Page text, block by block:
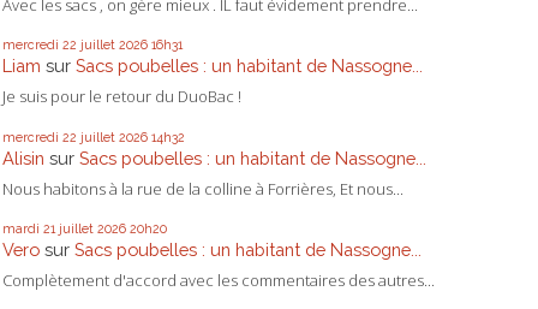
Avec les sacs , on gère mieux . IL faut évidement prendre...
mercredi 22 juillet 2026 16h31
Liam sur Sacs poubelles : un habitant de Nassogne...
Je suis pour le retour du DuoBac !
mercredi 22 juillet 2026 14h32
Alisin sur Sacs poubelles : un habitant de Nassogne...
Nous habitons à la rue de la colline à Forrières, Et nous...
mardi 21 juillet 2026 20h20
Vero sur Sacs poubelles : un habitant de Nassogne...
Complètement d'accord avec les commentaires des autres...